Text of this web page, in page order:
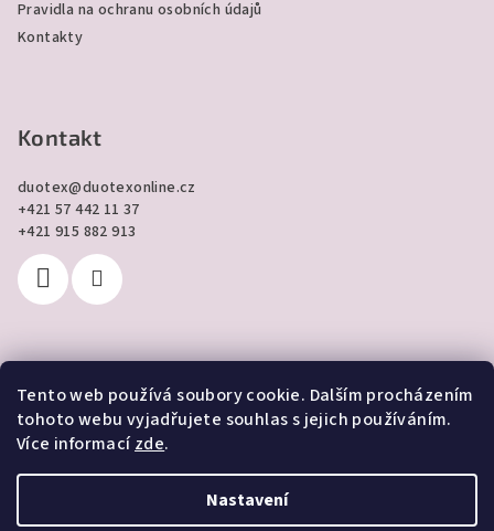
Tento web používá soubory cookie. Dalším procházením
tohoto webu vyjadřujete souhlas s jejich používáním.
Více informacízde.
Nastavení
Pravidla na ochranu osobních údajů
Kontakty
Kontakt
duotex@duotexonline.cz
+421 57 442 11 37
+421 915 882 913
Přijímáme online platby